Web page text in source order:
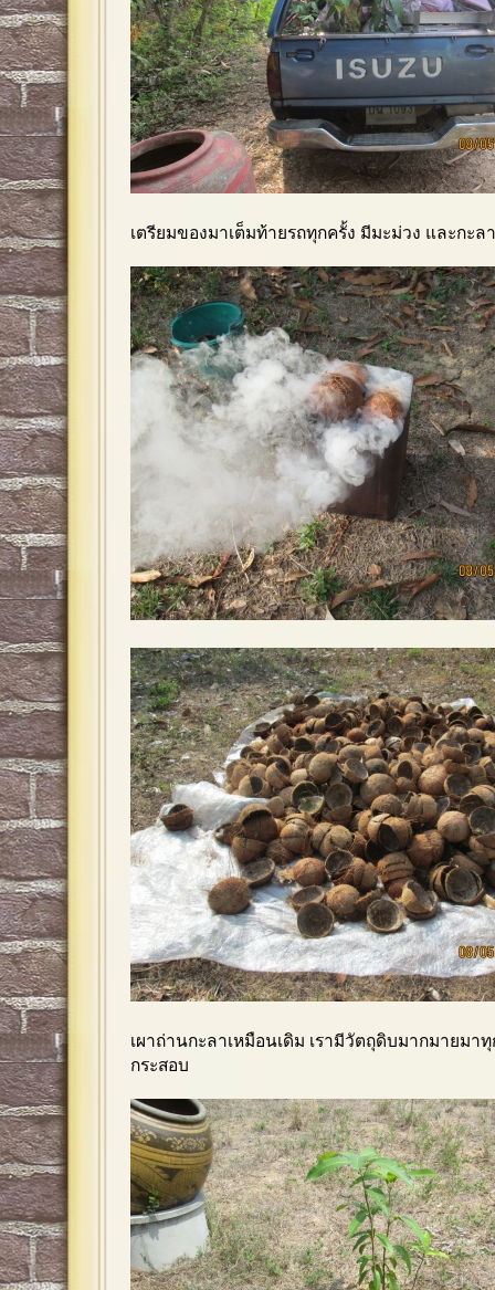
เตรียมของมาเต็มท้ายรถทุกครั้ง มีมะม่วง และกะล
เผาถ่านกะลาเหมือนเดิม เรามีวัตถุดิบมากมายมา
กระสอบ